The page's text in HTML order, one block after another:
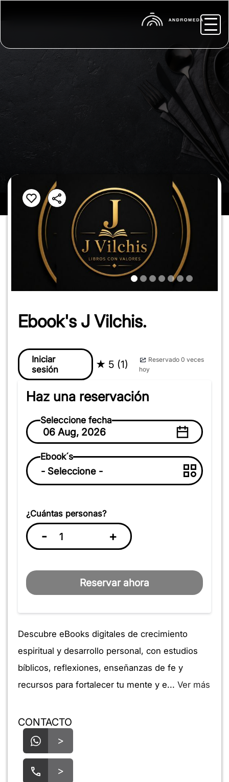
Ebook's J Vilchis.
Iniciar
sesión
★ 5 (1)
Reservado 0 veces
hoy
Haz una reservación
Seleccione fecha
06 Aug, 2026
Ebook´s
¿Cuántas personas?
- +
Reservar ahora
Descubre eBooks digitales de crecimiento
espiritual y desarrollo personal, con estudios
bíblicos, reflexiones, enseñanzas de fe y
recursos para fortalecer tu mente y e... Ver más
CONTACTO
>
>